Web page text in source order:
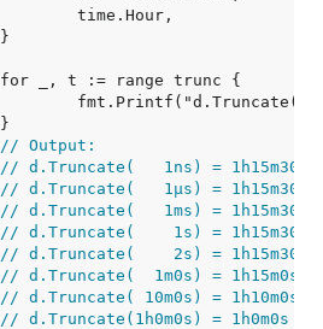
// Output:
// d.Truncate(   1ns) =
// d.Truncate(   1µs) =
// d.Truncate(   1ms) =
// d.Truncate(    1s) = 1h15m30s
// d.Truncate(    2s) = 1h15m30s
// d.Truncate(  1m0s) = 1h15m0s
// d.Truncate( 10m0s) = 1h10m0s
// d.Truncate(1h0m0s) = 1h0m0s